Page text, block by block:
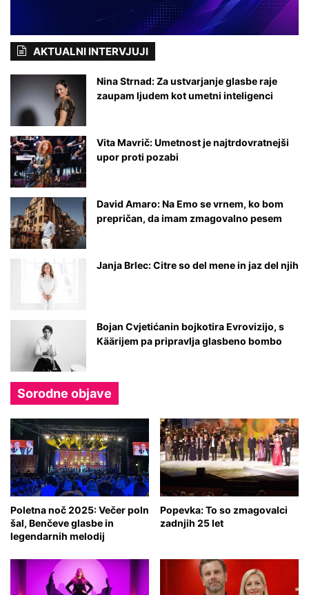
a
i
?
AKTUALNI INTERVJUJI
Nina Strnad: Za ustvarjanje glasbe raje
zaupam ljudem kot umetni inteligenci
Vita Mavrič: Umetnost je najtrdovratnejši
upor proti pozabi
David Amaro: Na Emo se vrnem, ko bom
prepričan, da imam zmagovalno pesem
Janja Brlec: Citre so del mene in jaz del njih
Bojan Cvjetićanin bojkotira Evrovizijo, s
Käärijem pa pripravlja glasbeno bombo
Sorodne objave
Poletna noč 2025: Večer poln
šal, Benčeve glasbe in
legendarnih melodij
Popevka: To so zmagovalci
zadnjih 25 let